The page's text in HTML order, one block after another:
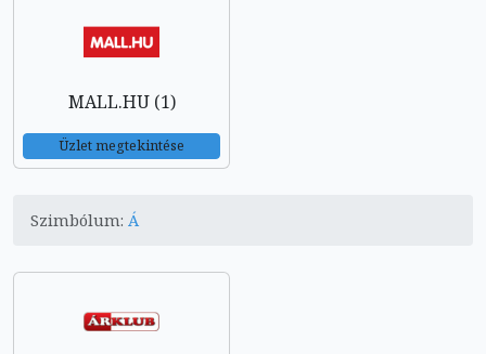
MALL.HU (1)
Üzlet megtekintése
Szimbólum: Á